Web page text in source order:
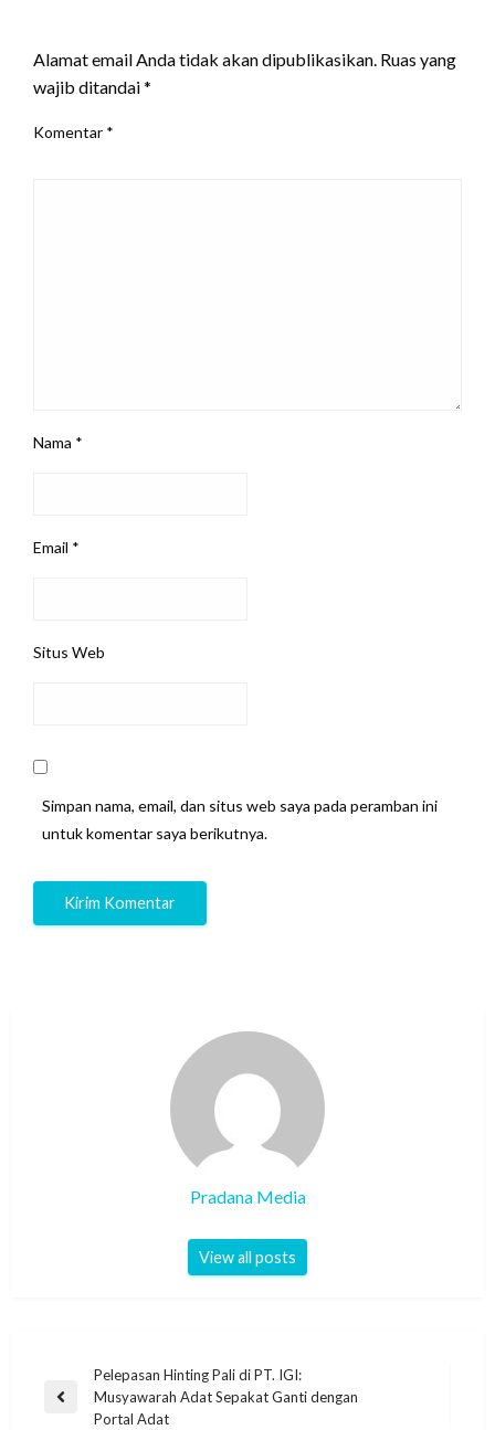
Alamat email Anda tidak akan dipublikasikan. Ruas yang
wajib ditandai*
Komentar *
Nama *
Email *
Situs Web
Simpan nama, email, dan situs web saya pada peramban ini
untuk komentar saya berikutnya.
Pradana Media
View all posts
Pelepasan Hinting Pali di PT. IGI:
Musyawarah Adat Sepakat Ganti dengan
Portal Adat